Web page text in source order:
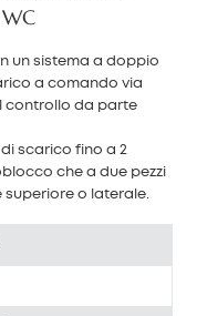
un sistema a doppio
a comando via
controllo da parte
scarico fino a 2
che a due pezzi
o laterale.